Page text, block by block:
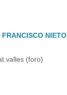
NIETO
(foro)